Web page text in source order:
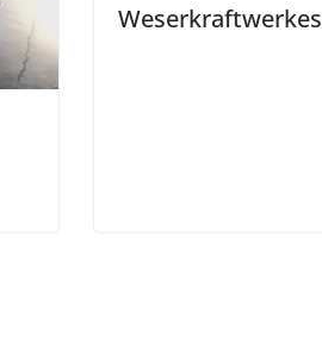
Weserkraftwerkes